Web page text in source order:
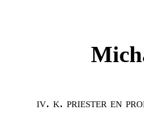
iv. k. priester en